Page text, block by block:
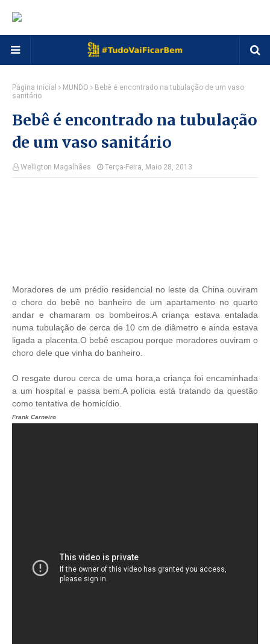
Página inicial MUNDO
Bebê é encontrado na tubulação de um vaso
sanitário
Bebê é encontrado na tubulação
de um vaso sanitário
Welligton Magalhães Terça-Feira, Maio 28, 2013
Moradores de um prédio residencial no leste da China ouviram
o choro do bebê no banheiro de um apartamento no quarto
andar e chamaram os bombeiros.A criança estava entalada
numa tubulação de cerca de 10 cm de diâmetro e ainda estava
ligada a placenta.O bebê escapou porque moradores ouviram o
choro dele que vinha do banheiro.
O resgate durou cerca de uma hora,a criança foi encaminhada
a um hospital e passa bem.A polícia está tratando da questão
como tentativa de homicídio.
Frank Carneiro